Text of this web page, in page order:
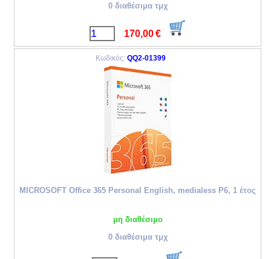
0 διαθέσιμα τμχ
170,00 €
Κωδικός: QQ2-01399
MICROSOFT Office 365 Personal English, medialess P6, 1 έτος
μη διαθέσιμο
0 διαθέσιμα τμχ